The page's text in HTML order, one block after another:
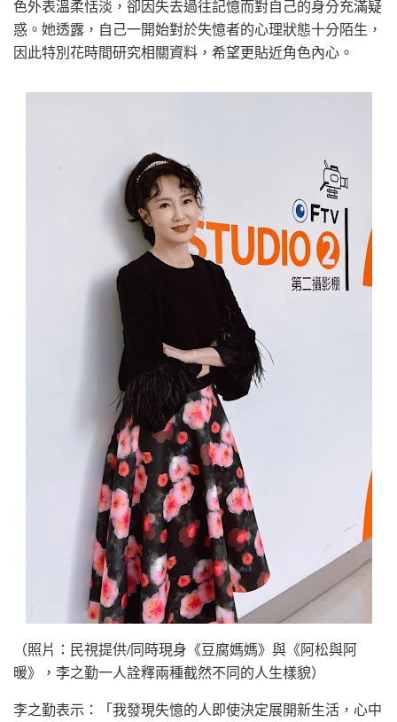
色外表溫柔恬淡，卻因失去過往記憶而對自己的身分充滿疑
惑。她透露，自己一開始對於失憶者的心理狀態十分陌生，
因此特別花時間研究相關資料，希望更貼近角色內心。
（照片：民視提供/同時現身《豆腐媽媽》與《阿松與阿
暖》，李之勤一人詮釋兩種截然不同的人生樣貌）
李之勤表示：「我發現失憶的人即使決定展開新生活，心中